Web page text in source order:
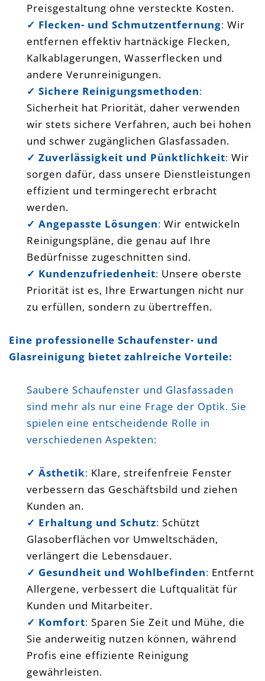
Preisgestaltung ohne versteckte Kosten.
✓ Flecken- und Schmutzentfernung: Wir
entfernen effektiv hartnäckige Flecken,
Kalkablagerungen, Wasserflecken und
andere Verunreinigungen.
✓ Sichere Reinigungsmethoden:
Sicherheit hat Priorität, daher verwenden
wir stets sichere Verfahren, auch bei hohen
und schwer zugänglichen Glasfassaden.
✓ Zuverlässigkeit und Pünktlichkeit: Wir
sorgen dafür, dass unsere Dienstleistungen
effizient und termingerecht erbracht
werden.
✓ Angepasste Lösungen: Wir entwickeln
Reinigungspläne, die genau auf Ihre
Bedürfnisse zugeschnitten sind.
✓ Kundenzufriedenheit: Unsere oberste
Priorität ist es, Ihre Erwartungen nicht nur
zu erfüllen, sondern zu übertreffen.
Eine professionelle Schaufenster- und
Glasreinigung bietet zahlreiche Vorteile:
Saubere Schaufenster und Glasfassaden
sind mehr als nur eine Frage der Optik. Sie
spielen eine entscheidende Rolle in
verschiedenen Aspekten:
✓ Ästhetik: Klare, streifenfreie Fenster
verbessern das Geschäftsbild und ziehen
Kunden an.
✓ Erhaltung und Schutz: Schützt
Glasoberflächen vor Umweltschäden,
verlängert die Lebensdauer.
✓ Gesundheit und Wohlbefinden: Entfernt
Allergene, verbessert die Luftqualität für
Kunden und Mitarbeiter.
✓ Komfort: Sparen Sie Zeit und Mühe, die
Sie anderweitig nutzen können, während
Profis eine effiziente Reinigung
gewährleisten.